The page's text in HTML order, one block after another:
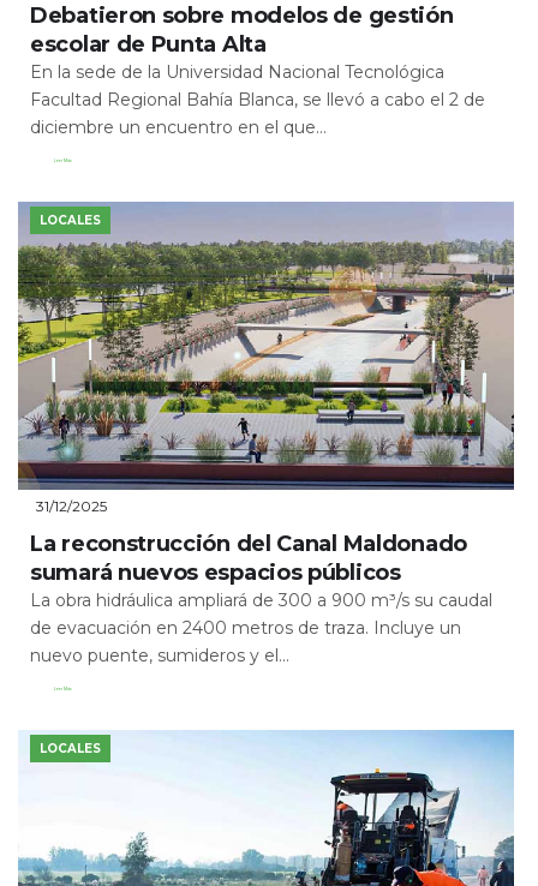
Debatieron sobre modelos de gestión
escolar de Punta Alta
En la sede de la Universidad Nacional Tecnológica
Facultad Regional Bahía Blanca, se llevó a cabo el 2 de
diciembre un encuentro en el que...
Leer Más
LOCALES
31/12/2025
La reconstrucción del Canal Maldonado
sumará nuevos espacios públicos
La obra hidráulica ampliará de 300 a 900 m³/s su caudal
de evacuación en 2400 metros de traza. Incluye un
nuevo puente, sumideros y el...
Leer Más
LOCALES